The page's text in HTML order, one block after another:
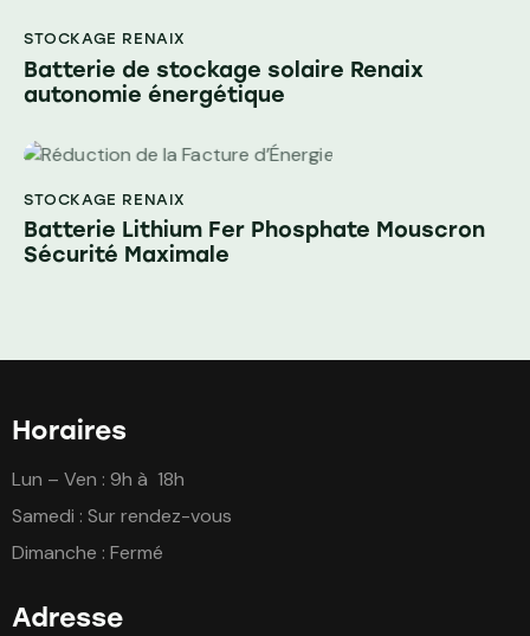
STOCKAGE RENAIX
Batterie de stockage solaire Renaix
autonomie énergétique
STOCKAGE RENAIX
Batterie Lithium Fer Phosphate Mouscron
Sécurité Maximale
Horaires
Lun – Ven : 9h à 18h
Samedi : Sur rendez-vous
Dimanche : Fermé
Adresse